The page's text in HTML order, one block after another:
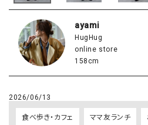
ayami
HugHug
online store
158cm
2026/06/13
食べ歩き・カフェ ママ友ランチ